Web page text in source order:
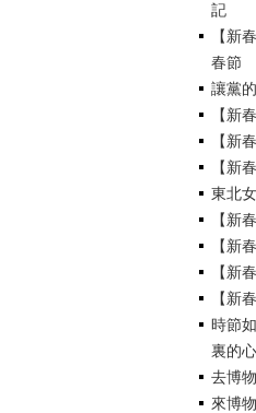
記
【新
春節
讓黨
【新
【新
【新
東北
【新
【新
【新
【新
時節
裏的
去博
來博